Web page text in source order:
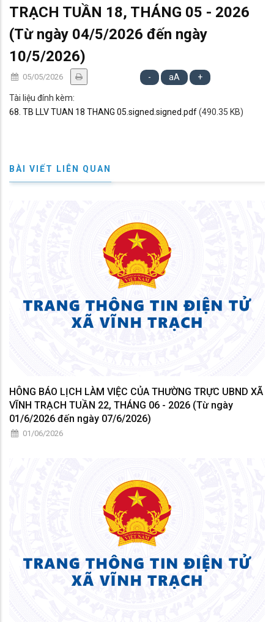
TRẠCH TUẦN 18, THÁNG 05 - 2026
(Từ ngày 04/5/2026 đến ngày
10/5/2026)
05/05/2026 - aA +
Tài liệu đính kèm:
68. TB LLV TUAN 18 THANG 05.signed.signed.pdf(490.35 KB)
BÀI VIẾT LIÊN QUAN
HÔNG BÁO LỊCH LÀM VIỆC CỦA THƯỜNG TRỰC UBND XÃ
VĨNH TRẠCH TUẦN 22, THÁNG 06 - 2026 (Từ ngày
01/6/2026 đến ngày 07/6/2026)
01/06/2026